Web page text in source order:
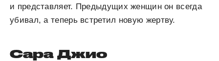
и представляет. Предыдущих женщин он всегда
убивал, а теперь встретил новую жертву.
Сара Джио